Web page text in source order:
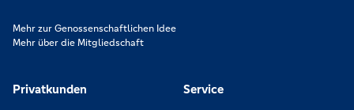
Mehr zur Genossenschaftlichen Idee
Mehr über die Mitgliedschaft
Privatkunden Service